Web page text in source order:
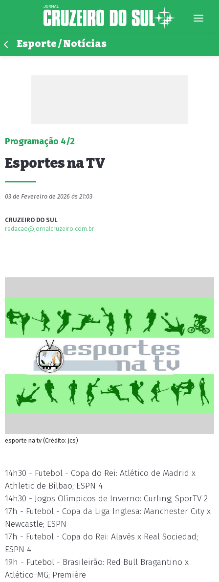
Esporte / Notícias
Programação 4/2
Esportes na TV
03 de Fevereiro de 2026 às 21:03
CRUZEIRO DO SUL
redacao@jornalcruzeiro.com.br
esporte na tv (Crédito: jcs)
14h30 - Futebol - Copa do Rei: Atlético de Madrid x
Athletic de Bilbao; ESPN 4
14h30 - Jogos Olímpicos de Inverno: Curling; SporTV 2
17h - Futebol - Copa da Liga Inglesa: Manchester City x
Newcastle; ESPN
17h - Futebol - Copa do Rei: Alavés x Real Sociedad;
ESPN 4
19h - Futebol - Brasileirão: Red Bull Bragantino x
Atlético-MG; Première